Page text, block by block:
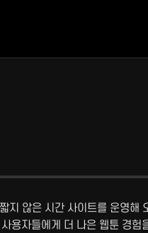
지 않은 시간 사이트를 운영해
용자들에게 더 나은 웹툰 경험